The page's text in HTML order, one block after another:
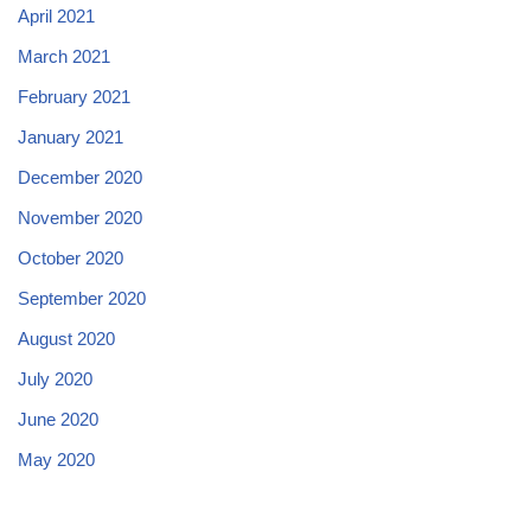
April 2021
March 2021
February 2021
January 2021
December 2020
November 2020
October 2020
September 2020
August 2020
July 2020
June 2020
May 2020